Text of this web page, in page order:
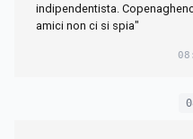
indipendentista.
amici non ci si spia"